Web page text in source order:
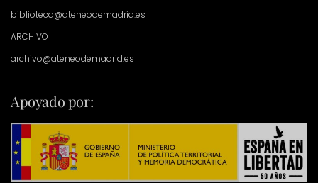
biblioteca@ateneodemadrid.es
ARCHIVO
archivo@ateneodemadrid.es
Apoyado por: